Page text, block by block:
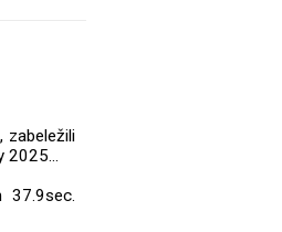
zabeležili
2025...